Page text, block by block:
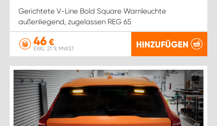
Gerichtete V-Line Bold Square Warnleuchte
außenliegend, zugelassen REG 65
46 €
EXKL. 21 % MWST. HINZUFÜGEN